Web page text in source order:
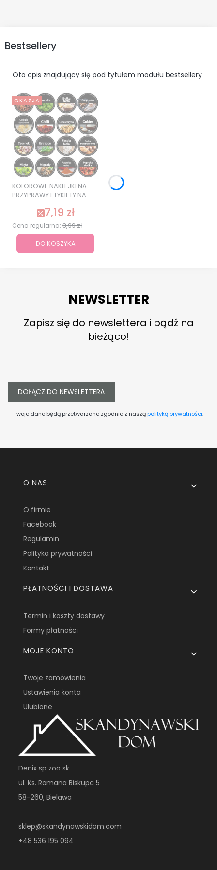
Bestsellery
Oto opis znajdujący się pod tytułem modułu bestsellery
OKAZJA
KOLOROWE NAKLEJKI NA
PRZYPRAWY ETYKIETY NA
JAKOŚĆ
7,19 zł
Cena regularna: 8,99 zł
DO KOSZYKA
NEWSLETTER
Zapisz się do newslettera i bądź na
bieżąco!
DOŁĄCZ DO NEWSLETTERA
Twoje dane będą przetwarzane zgodnie z nasząpolityką prywatności.
Linki w stopce
O NAS
O firmie
Facebook
Regulamin
Polityka prywatności
Kontakt
PŁATNOŚCI I DOSTAWA
Termin i koszty dostawy
Formy płatności
MOJE KONTO
Twoje zamówienia
Ustawienia konta
Ulubione
Denix sp zoo sk
ul. Ks. Romana Biskupa 5
58-260, Bielawa
sklep@skandynawskidom.com
+48 536 195 094